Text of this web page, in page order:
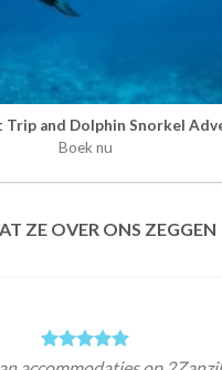
Trip and Dolphin Snorkel
Boek nu
ZE OVER ONS ZEGGEN